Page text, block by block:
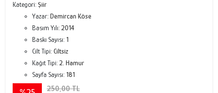
Kategori: Şiir
Yazar: Demircan Köse
Basım Yılı: 2014
Baskı Sayısı: 1
Cilt Tipi: Ciltsiz
Kağıt Tipi: 2. Hamur
Sayfa Sayısı: 181
250,00 TL